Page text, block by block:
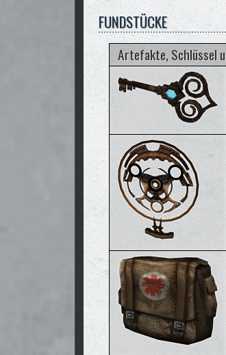
FUNDSTÜCKE
Artefakte, Schlüssel